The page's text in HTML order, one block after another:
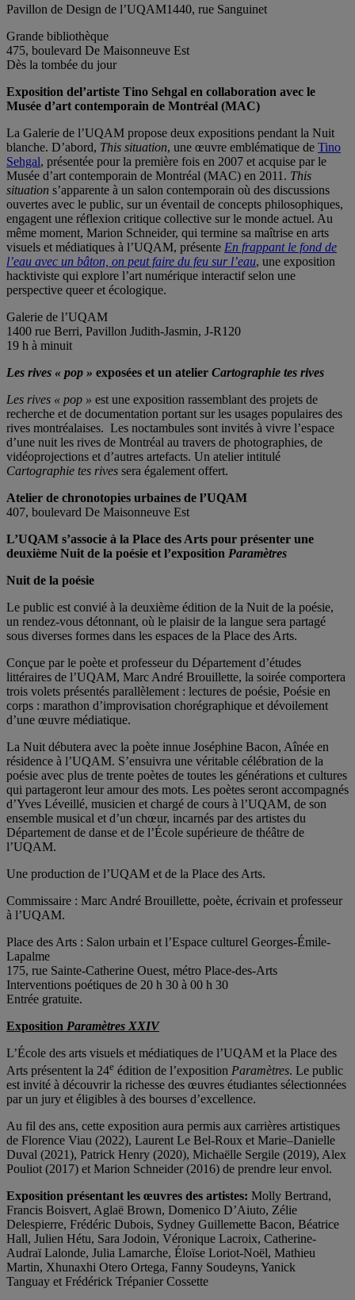
Pavillon de Design de l’UQAM1440, rue Sanguinet
Grande bibliothèque
475, boulevard De Maisonneuve Est
Dès la tombée du jour
Exposition del’artiste Tino Sehgal en collaboration avec le
Musée d’art contemporain de Montréal (MAC)
La Galerie de l’UQAM propose deux expositions pendant la Nuit
blanche. D’abord, This situation, une œuvre emblématique de Tino
Sehgal, présentée pour la première fois en 2007 et acquise par le
Musée d’art contemporain de Montréal (MAC) en 2011. This
situation s’apparente à un salon contemporain où des discussions
ouvertes avec le public, sur un éventail de concepts philosophiques,
engagent une réflexion critique collective sur le monde actuel. Au
même moment, Marion Schneider, qui termine sa maîtrise en arts
visuels et médiatiques à l’UQAM, présente En frappant le fond de
l’eau avec un bâton, on peut faire du feu sur l’eau, une exposition
hacktiviste qui explore l’art numérique interactif selon une
perspective queer et écologique.
Galerie de l’UQAM
1400 rue Berri, Pavillon Judith-Jasmin, J-R120
19 h à minuit
Les rives « pop » exposées et un atelier Cartographie tes rives
Les rives « pop » est une exposition rassemblant des projets de
recherche et de documentation portant sur les usages populaires des
rives montréalaises. Les noctambules sont invités à vivre l’espace
d’une nuit les rives de Montréal au travers de photographies, de
vidéoprojections et d’autres artefacts. Un atelier intitulé
Cartographie tes rives sera également offert.
Atelier de chronotopies urbaines de l’UQAM
407, boulevard De Maisonneuve Est
L’UQAM s’associe à la Place des Arts pour présenter une
deuxième Nuit de la poésie et l’exposition Paramètres
Nuit de la poésie
Le public est convié à la deuxième édition de la Nuit de la poésie,
un rendez-vous détonnant, où le plaisir de la langue sera partagé
sous diverses formes dans les espaces de la Place des Arts.
Conçue par le poète et professeur du Département d’études
littéraires de l’UQAM, Marc André Brouillette, la soirée comportera
trois volets présentés parallèlement : lectures de poésie, Poésie en
corps : marathon d’improvisation chorégraphique et dévoilement
d’une œuvre médiatique.
La Nuit débutera avec la poète innue Joséphine Bacon, Aînée en
résidence à l’UQAM. S’ensuivra une véritable célébration de la
poésie avec plus de trente poètes de toutes les générations et cultures
qui partageront leur amour des mots. Les poètes seront accompagnés
d’Yves Léveillé, musicien et chargé de cours à l’UQAM, de son
ensemble musical et d’un chœur, incarnés par des artistes du
Département de danse et de l’École supérieure de théâtre de
l’UQAM.
Une production de l’UQAM et de la Place des Arts.
Commissaire : Marc André Brouillette, poète, écrivain et professeur
à l’UQAM.
Place des Arts : Salon urbain et l’Espace culturel Georges-Émile-
Lapalme
175, rue Sainte-Catherine Ouest, métro Place-des-Arts
Interventions poétiques de 20 h 30 à 00 h 30
Entrée gratuite.
Exposition Paramètres XXIV
L’École des arts visuels et médiatiques de l’UQAM et la Place des
Arts présentent la 24e édition de l’exposition Paramètres. Le public
est invité à découvrir la richesse des œuvres étudiantes sélectionnées
par un jury et éligibles à des bourses d’excellence.
Au fil des ans, cette exposition aura permis aux carrières artistiques
de Florence Viau (2022), Laurent Le Bel-Roux et Marie–Danielle
Duval (2021), Patrick Henry (2020), Michaëlle Sergile (2019), Alex
Pouliot (2017) et Marion Schneider (2016) de prendre leur envol.
Exposition présentant les œuvres des artistes: Molly Bertrand,
Francis Boisvert, Aglaë Brown, Domenico D’Aiuto, Zélie
Delespierre, Frédéric Dubois, Sydney Guillemette Bacon, Béatrice
Hall, Julien Hétu, Sara Jodoin, Véronique Lacroix, Catherine-
Audraï Lalonde, Julia Lamarche, Éloïse Loriot-Noël, Mathieu
Martin, Xhunaxhi Otero Ortega, Fanny Soudeyns, Yanick
Tanguay et Frédérick Trépanier Cossette